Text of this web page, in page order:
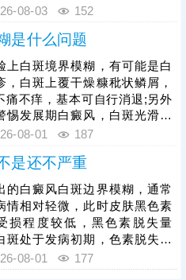
人一方，个性化祛白，助力病
美国进口308准分子激光，促
素细胞恢复活性和正常功能，
黑色素再生，提升祛白速度。
程中还需加强护理，避免外界
素刺激，稳定自身免疫，防治
全面令病情好转。
08-03 152
是什么问题
上白斑境界模糊，有可能是白
，白斑上覆干燥糠秕状鳞屑，
痛不痒，基本可自行消退;另外
惕发展期白癜风，白斑光滑平
状各异，白斑边缘模糊可能伴
发现孩子脸上有白斑，建议先
，分析白斑是什么，了解白斑
诊断清楚再遵医嘱对症用药，
果更有保障。
08-01 187
是还不严重
的白癜风白斑边界模糊，通常
情相对轻微，此时皮肤黑色素
损程度较低，黑色素脱失量
斑处于发病初期，色素脱失尚
固化，是治疗的黄金阶段。但
意的是，白癜风并非静止性皮
08-01 177